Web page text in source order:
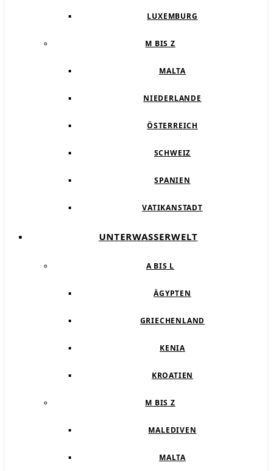
LUXEMBURG
M BIS Z
MALTA
NIEDERLANDE
ÖSTERREICH
SCHWEIZ
SPANIEN
VATIKANSTADT
UNTERWASSERWELT
A BIS L
ÄGYPTEN
GRIECHENLAND
KENIA
KROATIEN
M BIS Z
MALEDIVEN
MALTA